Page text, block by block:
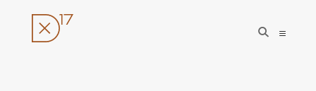
open
search
open